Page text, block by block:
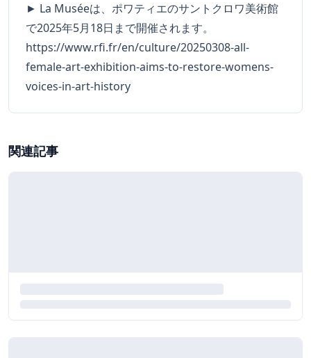
► La Muséeは、ポワティエのサントクロワ美術館
で2025年5月18日まで開催されます。
https://www.rfi.fr/en/culture/20250308-all-
female-art-exhibition-aims-to-restore-womens-
voices-in-art-history
関連記事